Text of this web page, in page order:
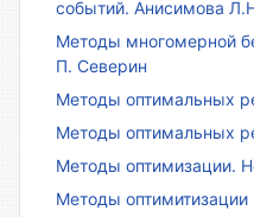
событий. Анисимова
Методы многомерной
П. Северин
Методы оптимальных
Методы оптимальных
Методы оптимизации.
Методы оптимитизации